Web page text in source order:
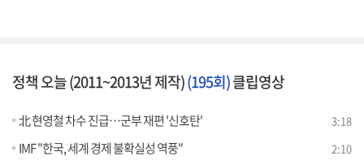
정책 오늘 (2011~2013년 제작)(195회)클립영상
北 현영철 차수 진급…군부 재편 '신호탄' 3:18
IMF "한국, 세계 경제 불확실성 역풍" 2:10